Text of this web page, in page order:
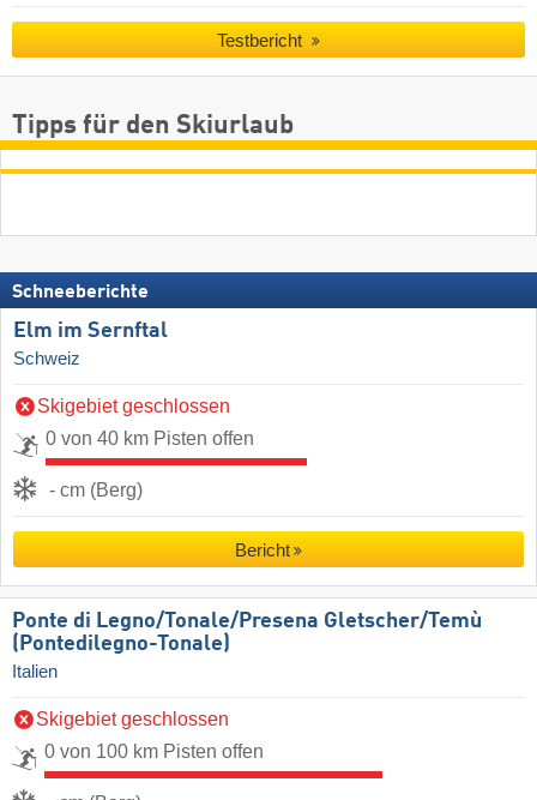
Testbericht
Tipps für den Skiurlaub
Schneeberichte
Elm im Sernftal
Schweiz
Skigebiet geschlossen
0 von 40 km Pisten offen
- cm (Berg)
Bericht
Ponte di Legno/​Tonale/​Presena Gletscher/​Temù
(Pontedilegno-Tonale)
Italien
Skigebiet geschlossen
0 von 100 km Pisten offen